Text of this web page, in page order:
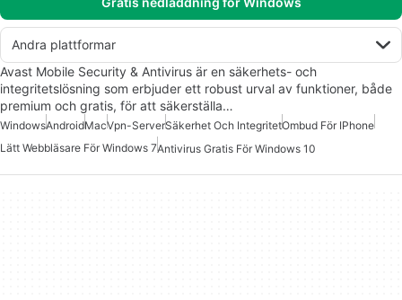
Andra plattformar
Avast Mobile Security & Antivirus är en säkerhets- och
integritetslösning som erbjuder ett robust urval av funktioner, både
premium och gratis, för att säkerställa…
WindowsAndroidMacVpn-ServerSäkerhet Och IntegritetOmbud För IPhone
Lätt Webbläsare För Windows 7Antivirus Gratis För Windows 10